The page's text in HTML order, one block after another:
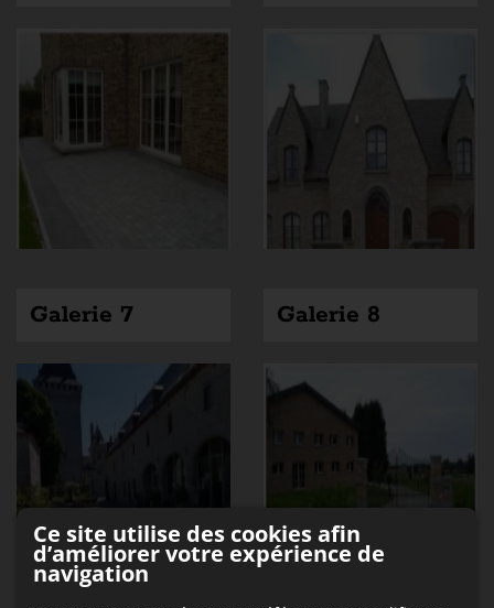
Galerie 7 Galerie 8
Ce site utilise des cookies afin
d’améliorer votre expérience de
navigation